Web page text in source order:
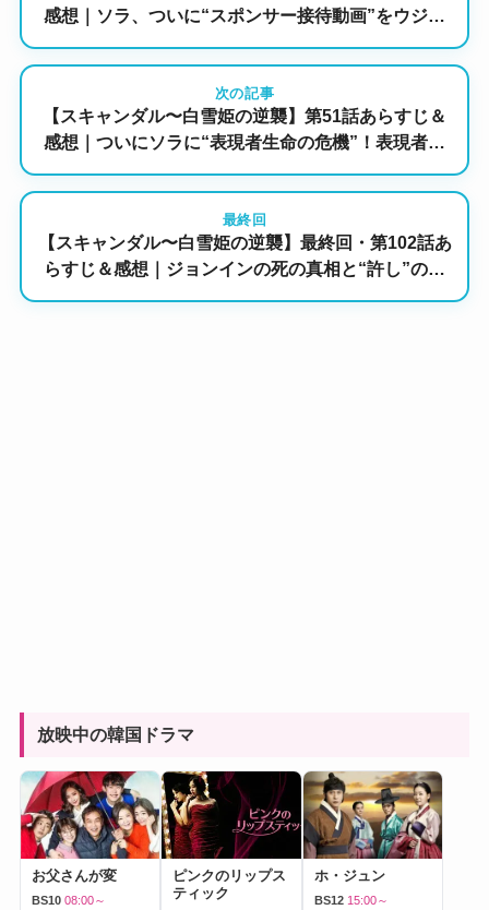
感想｜ソラ、ついに“スポンサー接待動画”をウジン
次の記事
【スキャンダル〜白雪姫の逆襲】第51話あらすじ＆
感想｜ついにソラに“表現者生命の危機”！表現者を
最終回
【スキャンダル〜白雪姫の逆襲】最終回・第102話あ
らすじ＆感想｜ジョンインの死の真相と“許し”の行
放映中の韓国ドラマ
お父さんが変
BS10 08:00～
ピンクのリップス
ティック
ホ・ジュン
BS12 15:00～